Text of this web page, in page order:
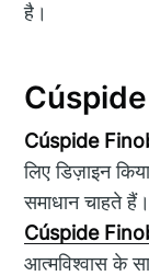
है।
Cúspide
Cúspide
लिए डिज़ाइन
समाधान चाहते
Cúspide
आत्मविश्वास के